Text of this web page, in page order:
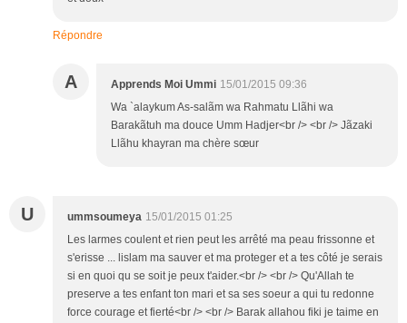
Répondre
A Apprends Moi Ummi 15/01/2015 09:36
Wa `alaykum As-salãm wa Rahmatu Llãhi wa
Barakãtuh ma douce Umm Hadjer<br /> <br /> Jãzaki
Llãhu khayran ma chère sœur
U ummsoumeya 15/01/2015 01:25
Les larmes coulent et rien peut les arrêté ma peau frissonne et
s'erisse ... lislam ma sauver et ma proteger et a tes côté je serais
si en quoi qu se soit je peux t'aider.<br /> <br /> Qu'Allah te
preserve a tes enfant ton mari et sa ses soeur a qui tu redonne
force courage et fierté<br /> <br /> Barak allahou fiki je taime en